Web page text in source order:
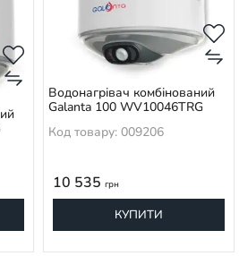
Водонагрівач комбінований
Galanta 100 WV10046TRG
Код товару: 009206
10 535 грн
КУПИТИ